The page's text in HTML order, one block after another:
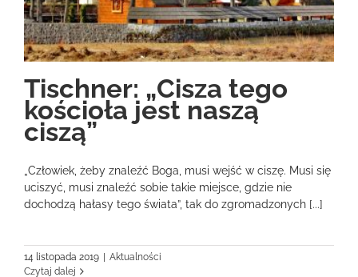
Tischner: „Cisza tego
kościoła jest naszą
ciszą”
„Człowiek, żeby znaleźć Boga, musi wejść w ciszę. Musi się
uciszyć, musi znaleźć sobie takie miejsce, gdzie nie
dochodzą hałasy tego świata”, tak do zgromadzonych [...]
14 listopada 2019
Aktualności
Czytaj dalej